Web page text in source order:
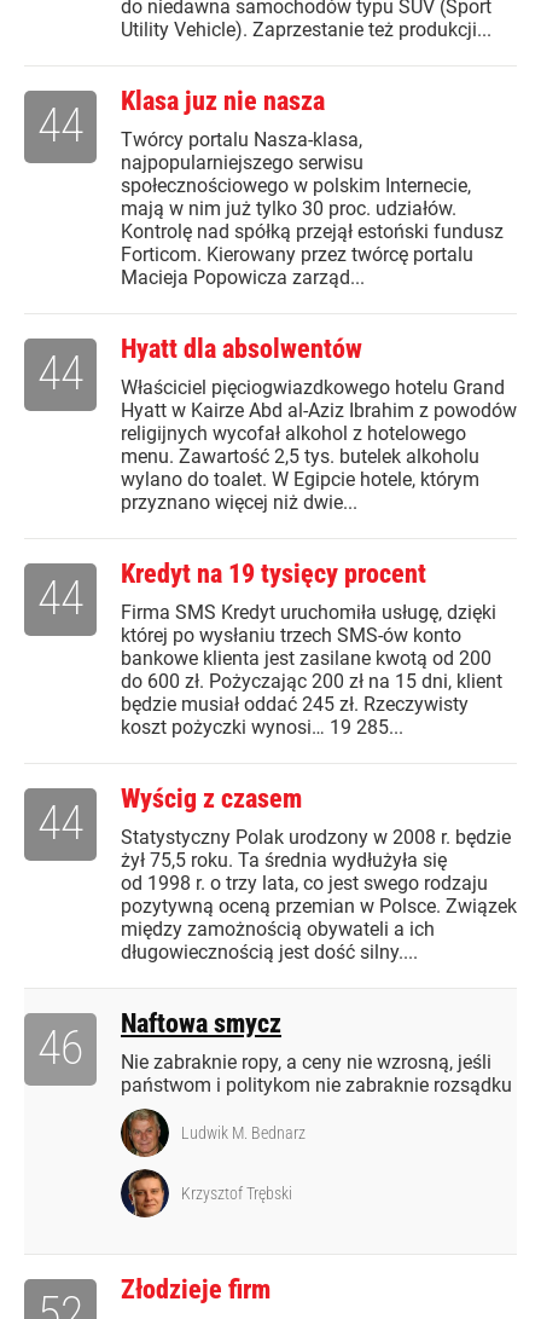
do niedawna samochodów typu SUV (Sport
Utility Vehicle). Zaprzestanie też produkcji...
Klasa juz nie nasza
Twórcy portalu Nasza-klasa,
najpopularniejszego serwisu
społecznościowego w polskim Internecie,
mają w nim już tylko 30 proc. udziałów.
Kontrolę nad spółką przejął estoński fundusz
Forticom. Kierowany przez twórcę portalu
Macieja Popowicza zarząd...
44
Hyatt dla absolwentów
Właściciel pięciogwiazdkowego hotelu Grand
Hyatt w Kairze Abd al-Aziz Ibrahim z powodów
religijnych wycofał alkohol z hotelowego
menu. Zawartość 2,5 tys. butelek alkoholu
wylano do toalet. W Egipcie hotele, którym
przyznano więcej niż dwie...
44
Kredyt na 19 tysięcy procent
Firma SMS Kredyt uruchomiła usługę, dzięki
której po wysłaniu trzech SMS-ów konto
bankowe klienta jest zasilane kwotą od 200
do 600 zł. Pożyczając 200 zł na 15 dni, klient
będzie musiał oddać 245 zł. Rzeczywisty
koszt pożyczki wynosi… 19 285...
44
Wyścig z czasem
Statystyczny Polak urodzony w 2008 r. będzie
żył 75,5 roku. Ta średnia wydłużyła się
od 1998 r. o trzy lata, co jest swego rodzaju
pozytywną oceną przemian w Polsce. Związek
między zamożnością obywateli a ich
długowiecznością jest dość silny....
44
Naftowa smycz
Nie zabraknie ropy, a ceny nie wzrosną, jeśli
państwom i politykom nie zabraknie rozsądku
46
Ludwik M. Bednarz
Krzysztof Trębski
Złodzieje firm